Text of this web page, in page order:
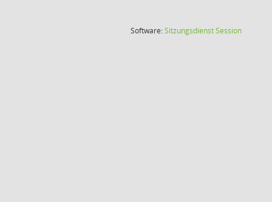
Software:SitzungsdienstSession(Wird in